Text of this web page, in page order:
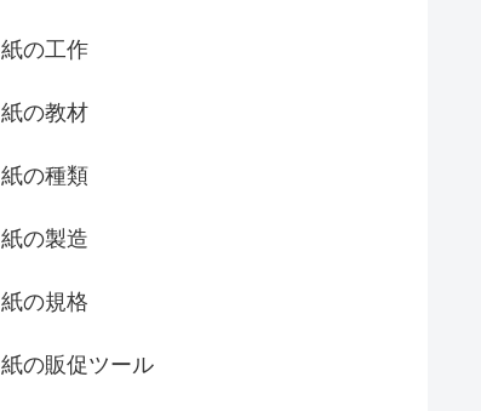
紙の工作
紙の教材
紙の種類
紙の製造
紙の規格
紙の販促ツール